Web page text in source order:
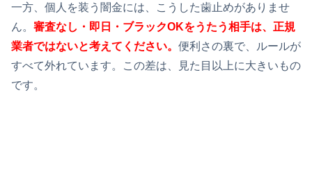
一方、個人を装う闇金には、こうした歯止めがありませ
ん。 審査なし・即日・ブラックOKをうたう相手は、正規
業者ではないと考えてください。 便利さの裏で、ルールが
すべて外れています。この差は、見た目以上に大きいもの
です。